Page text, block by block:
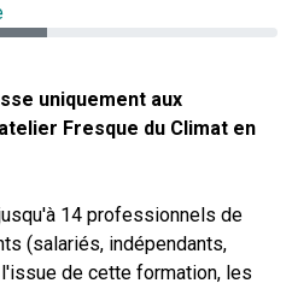
uniquement aux
Fresque du Climat en
14 professionnels de
(salariés, indépendants,
de cette formation, les